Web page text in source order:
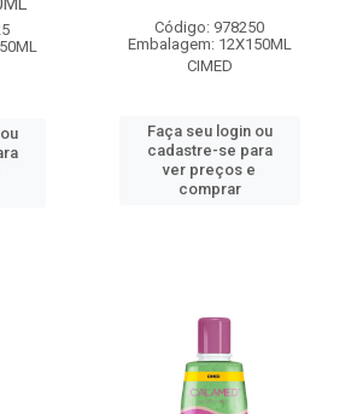
Código: 978250
Embalagem: 12X150ML
CIMED
Faça seu login ou
cadastre-se para
ver preços e
comprar